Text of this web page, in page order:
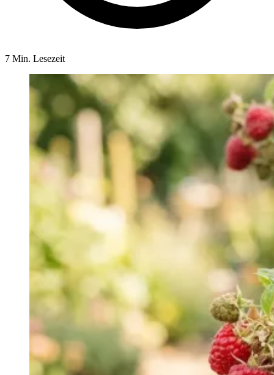
7 Min. Lesezeit